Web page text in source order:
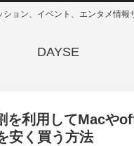
ション、イベント、エンタメ情報
DAYSE
を利用してMacや
安く買う方法